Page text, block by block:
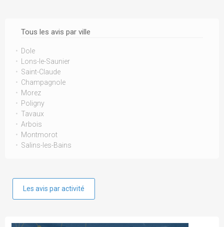
Tous les avis par ville
Dole
Lons-le-Saunier
Saint-Claude
Champagnole
Morez
Poligny
Tavaux
Arbois
Montmorot
Salins-les-Bains
Les avis par activité